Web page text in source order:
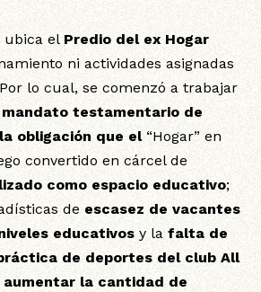
ubica el Predio del ex Hogar
ni actividades asignadas
lo cual, se comenzó a trabajar
testamentario de
la obligación que el “Hogar” en
convertido en cárcel de
como espacio educativo;
de escasez de vacantes
educativosy lafalta de
de deportes del club All
aumentar la cantidad de